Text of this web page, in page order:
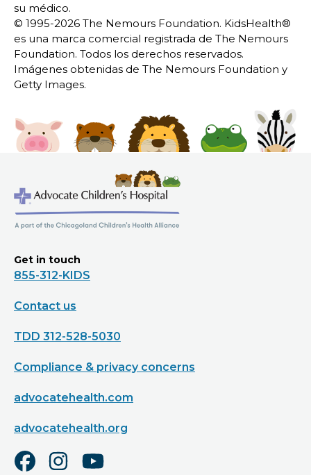
su médico.
© 1995-2026 The Nemours Foundation. KidsHealth®
es una marca comercial registrada de The Nemours
Foundation. Todos los derechos reservados.
Imágenes obtenidas de The Nemours Foundation y
Getty Images.
Get in touch
855-312-KIDS
Contact us
TDD 312-528-5030
Compliance & privacy concerns
advocatehealth.com
advocatehealth.org